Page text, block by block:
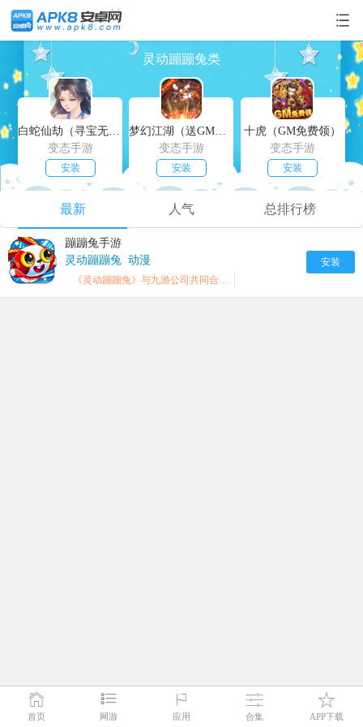
灵动蹦蹦兔类
白蛇仙劫（寻宝无限真充）
变态手游
安装
梦幻江湖（送GM特权）
变态手游
安装
十虎（GM免费领）
变态手游
安装
最新 人气 总排行榜
安装
蹦蹦兔手游
灵动蹦蹦兔 动漫
《灵动蹦蹦兔》与九游公司共同合作的儿童系列手游.
首页 网游 应用 合集 APP下载